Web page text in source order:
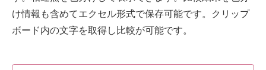
け情報も含めてエクセル形式で保存可能です。クリップ
ボード内の文字を取得し比較が可能です。